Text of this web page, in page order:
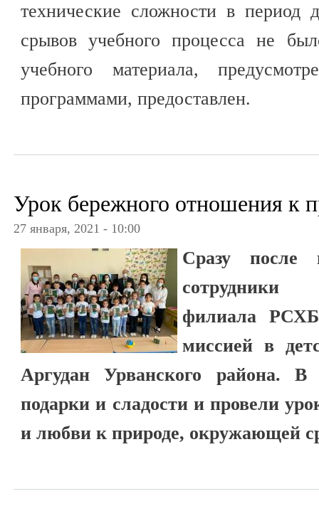
технические сложности в период
срывов учебного процесса не
учебного материала,
программами, предоставлен.
Урок бережного отношения к
27 января, 2021 - 10:00
Сразу после
сотрудники
филиала
миссией в
Аргудан Урванского района.
подарки и сладости и провели
и любви к природе, окружающей